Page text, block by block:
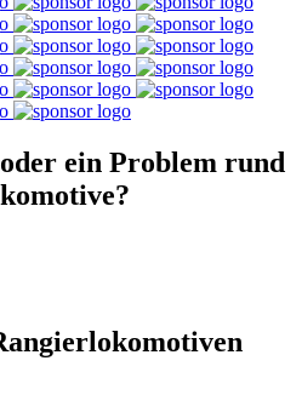
ein Problem rund